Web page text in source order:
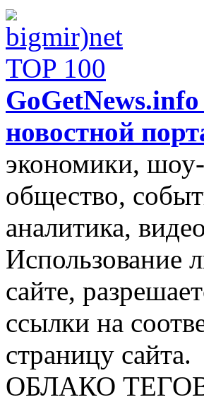
новостной
экономики, шоу-
общество,
аналитика,
Использование
сайте,
ссылки на
страницу сайта.
ОБЛАКО